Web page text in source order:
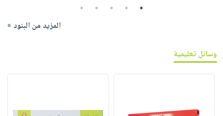
1
2
3
4
5
المزيد من البنود »
وسائل تعليمية